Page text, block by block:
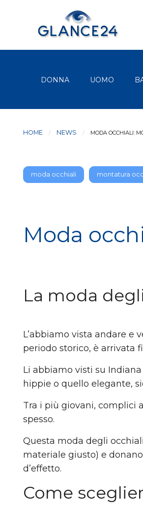
DONNA UOMO
HOME NEWS CURRENT:
MODA OCCHIALI:
moda occhiali montatura
Moda
La moda
L’abbiamo vista andare e
periodo storico, è arrivata
Li abbiamo visti su
hippie o quello elegante,
Tra i più giovani, complici
spesso.
Questa moda degli
materiale giusto) e
d’effetto.
Come